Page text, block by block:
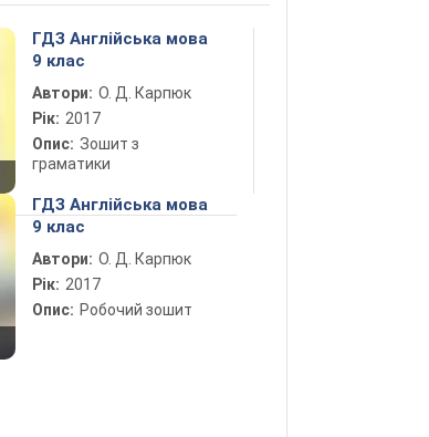
ГДЗ Англійська мова
9 клас
Автори: О. Д. Карпюк
Рік: 2017
Опис: Зошит з
граматики
ГДЗ Англійська мова
9 клас
Автори: О. Д. Карпюк
Рік: 2017
Опис: Робочий зошит